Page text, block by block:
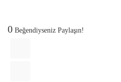
0 Beğendiyseniz Paylaşın!